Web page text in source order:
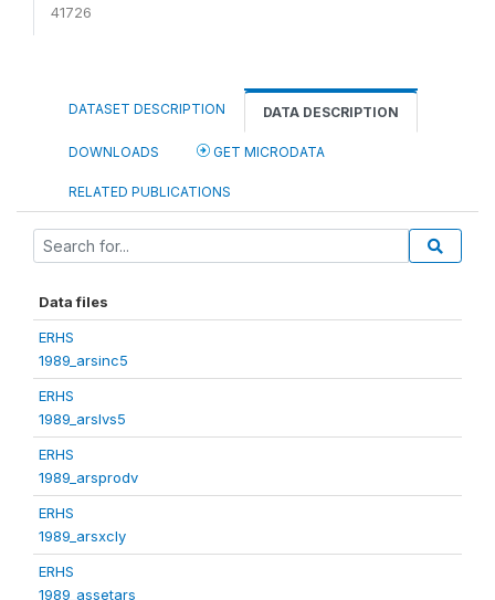
41726
DATASET DESCRIPTION DATA DESCRIPTION
DOWNLOADS GET MICRODATA
RELATED PUBLICATIONS
Data files
ERHS
1989_arsinc5
ERHS
1989_arslvs5
ERHS
1989_arsprodv
ERHS
1989_arsxcly
ERHS
1989_assetars